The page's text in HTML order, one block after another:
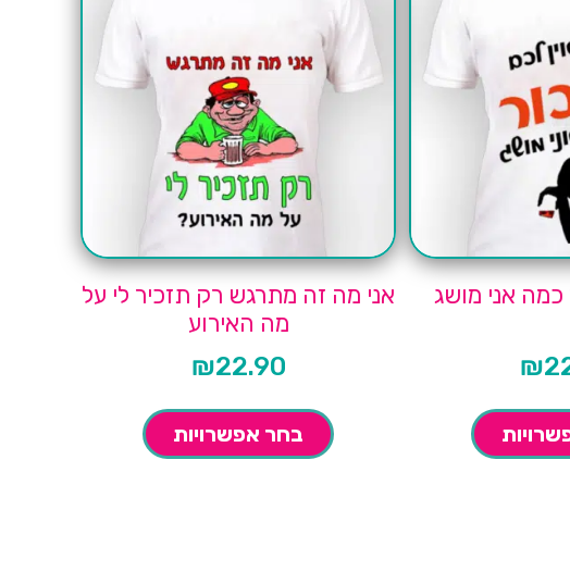
כמה אני מושג
₪
אני מה זה מתרגש רק תזכיר לי על
מה האירוע
₪22.90
בחר אפשרויות